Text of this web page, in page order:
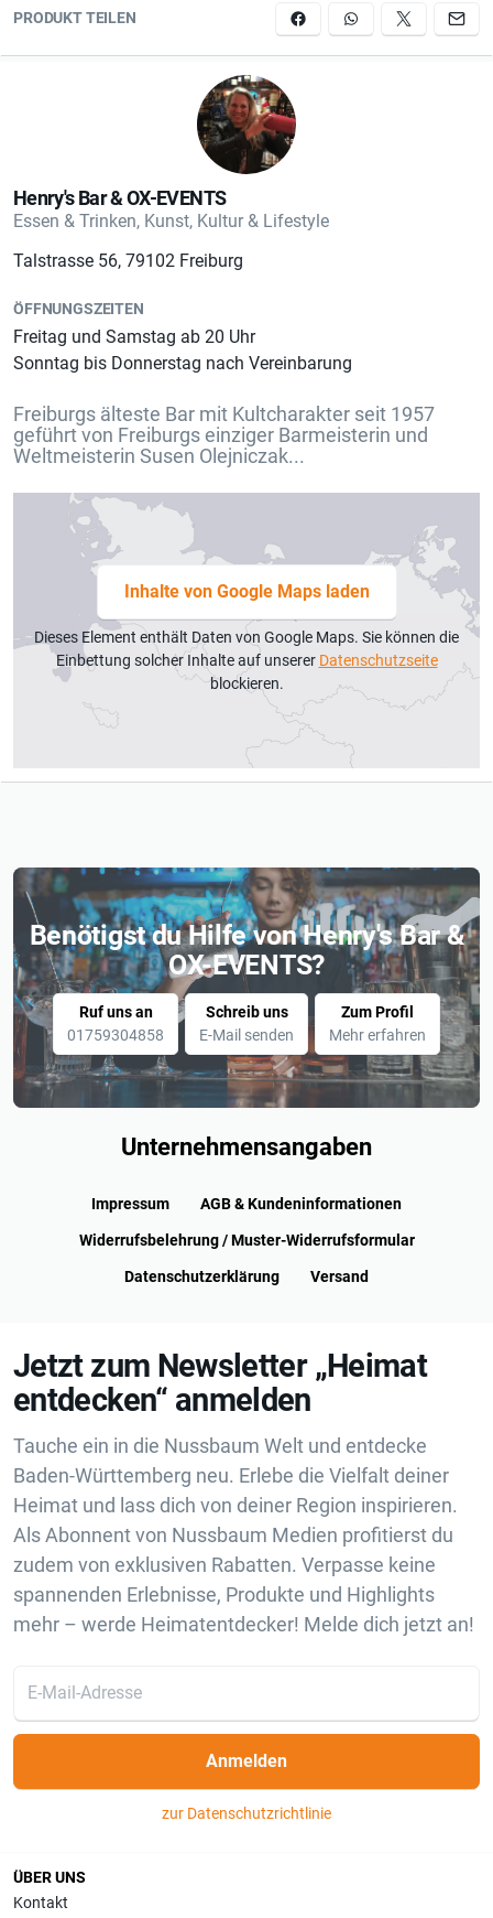
PRODUKT TEILEN
Henry's Bar & OX-EVENTS
Essen & Trinken, Kunst, Kultur & Lifestyle
Talstrasse 56, 79102 Freiburg
ÖFFNUNGSZEITEN
Freitag und Samstag ab 20 Uhr
Sonntag bis Donnerstag nach Vereinbarung
Freiburgs älteste Bar mit Kultcharakter seit 1957
geführt von Freiburgs einziger Barmeisterin und
Weltmeisterin Susen Olejniczak...
Inhalte von Google Maps laden
Dieses Element enthält Daten von Google Maps. Sie können die
Einbettung solcher Inhalte auf unserer Datenschutzseite
blockieren.
Benötigst du Hilfe von Henry's Bar &
OX-EVENTS?
Ruf uns an
01759304858
Schreib uns
E-Mail senden
Zum Profil
Mehr erfahren
Unternehmensangaben
Impressum AGB & Kundeninformationen
Widerrufsbelehrung / Muster-Widerrufsformular
Datenschutzerklärung Versand
Jetzt zum Newsletter „Heimat
entdecken“ anmelden
Tauche ein in die Nussbaum Welt und entdecke
Baden-Württemberg neu. Erlebe die Vielfalt deiner
Heimat und lass dich von deiner Region inspirieren.
Als Abonnent von Nussbaum Medien profitierst du
zudem von exklusiven Rabatten. Verpasse keine
spannenden Erlebnisse, Produkte und Highlights
mehr – werde Heimatentdecker! Melde dich jetzt an!
Anmelden
zur Datenschutzrichtlinie
ÜBER UNS
Kontakt